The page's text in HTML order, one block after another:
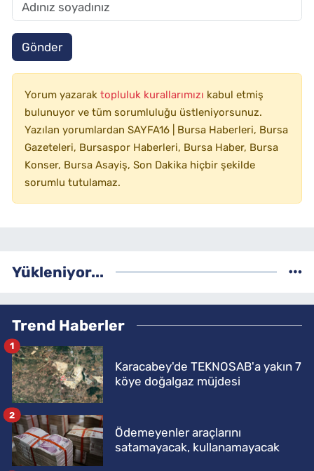
Gönder
Yorum yazarak topluluk kurallarımızı kabul etmiş
bulunuyor ve tüm sorumluluğu üstleniyorsunuz.
Yazılan yorumlardan SAYFA16 | Bursa Haberleri, Bursa
Gazeteleri, Bursaspor Haberleri, Bursa Haber, Bursa
Konser, Bursa Asayiş, Son Dakika hiçbir şekilde
sorumlu tutulamaz.
Yükleniyor...
Trend Haberler
Karacabey'de TEKNOSAB'a yakın 7
köye doğalgaz müjdesi
1
Ödemeyenler araçlarını
satamayacak, kullanamayacak
2